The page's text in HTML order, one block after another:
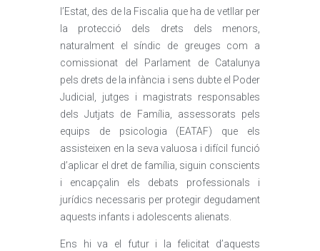
l’Estat, des de la Fiscalia que ha de vetllar per
la protecció dels drets dels menors,
naturalment el síndic de greuges com a
comissionat del Parlament de Catalunya
pels drets de la infància i sens dubte el Poder
Judicial, jutges i magistrats responsables
dels Jutjats de Família, assessorats pels
equips de psicologia (EATAF) que els
assisteixen en la seva valuosa i difícil funció
d’aplicar el dret de família, siguin conscients
i encapçalin els debats professionals i
jurídics necessaris per protegir degudament
aquests infants i adolescents alienats.
Ens hi va el futur i la felicitat d’aquests